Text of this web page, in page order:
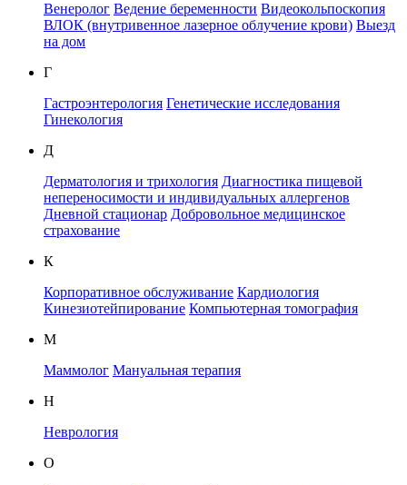
Венеролог Ведение беременности Видеокольпоскопия
ВЛОК (внутривенное лазерное облучение крови) Выезд
на дом
Г
Гастроэнтерология Генетические исследования
Гинекология
Д
Дерматология и трихология Диагностика пищевой
непереносимости и индивидуальных аллергенов
Дневной стационар Добровольное медицинское
страхование
К
Корпоративное обслуживание Кардиология
Кинезиотейпирование Компьютерная томография
М
Маммолог Мануальная терапия
Н
Неврология
О